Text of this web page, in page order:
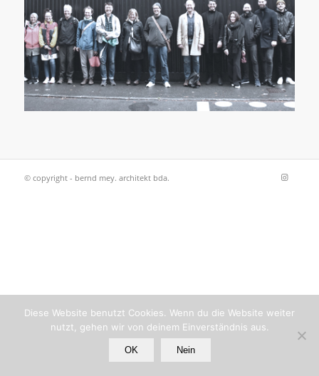
© copyright - bernd mey. architekt bda.
Diese Website benutzt Cookies. Wenn du die Website weiter
nutzt, gehen wir von deinem Einverständnis aus.
OK Nein